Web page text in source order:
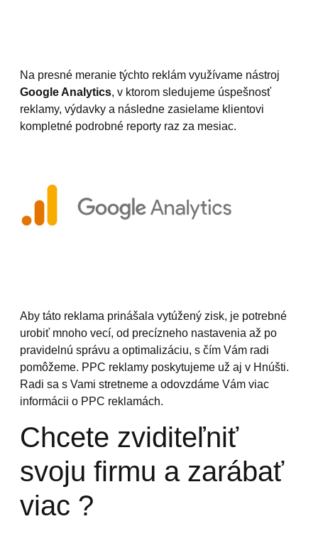
Na presné meranie týchto reklám využívame nástroj
Google Analytics, v ktorom sledujeme úspešnosť
reklamy, výdavky a následne zasielame klientovi
kompletné podrobné reporty raz za mesiac.
Aby táto reklama prinášala vytúžený zisk, je potrebné
urobiť mnoho vecí, od precízneho nastavenia až po
pravidelnú správu a optimalizáciu, s čím Vám radi
pomôžeme. PPC reklamy poskytujeme už aj v Hnúšti.
Radi sa s Vami stretneme a odovzdáme Vám viac
informácii o PPC reklamách.
Chcete zviditeľniť
svoju firmu a zarábať
viac ?